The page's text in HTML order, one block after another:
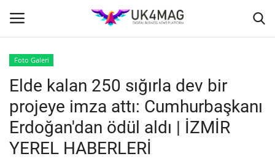
Ana Sayfa
İş Platformu
Foto Galeri
Elde kalan 250 sığırla dev bir
projeye imza attı: Cumhurbaşkanı
Erdoğan'dan ödül aldı | İZMİR
YEREL HABERLERİ